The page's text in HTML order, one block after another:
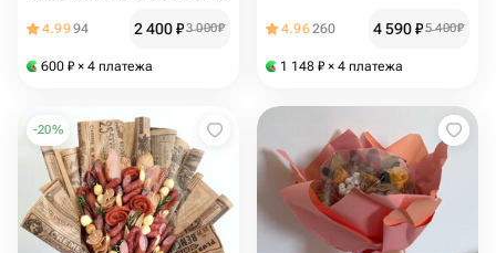
4.9994 2 400₽3 000₽
600 ₽ × 4 платежа
4.96260 4 590₽5 400₽
1 148 ₽ × 4 платежа
-20%